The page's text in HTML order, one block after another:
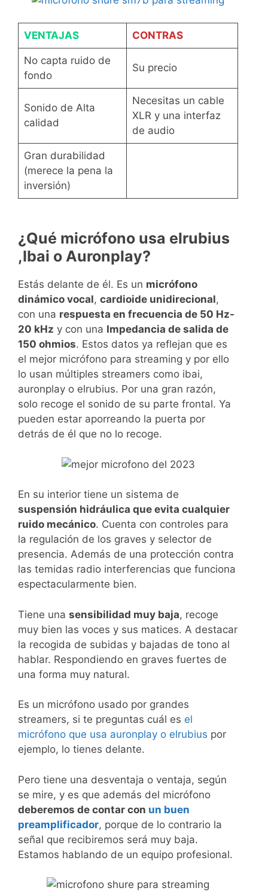
VENTAJAS CONTRAS
No capta ruido de
fondo
Su precio
Sonido de Alta
calidad
Necesitas un cable
XLR y una interfaz
de audio
Gran durabilidad
(merece la pena la
inversión)
¿Qué micrófono usa elrubius
,Ibai o Auronplay?
Estás delante de él. Es un micrófono
dinámico vocal, cardioide unidirecional,
con una respuesta en frecuencia de 50 Hz-
20 kHz y con una Impedancia de salida de
150 ohmios. Estos datos ya reflejan que es
el mejor micrófono para streaming y por ello
lo usan múltiples streamers como ibai,
auronplay o elrubius. Por una gran razón,
solo recoge el sonido de su parte frontal. Ya
pueden estar aporreando la puerta por
detrás de él que no lo recoge.
En su interior tiene un sistema de
suspensión hidráulica que evita cualquier
ruido mecánico. Cuenta con controles para
la regulación de los graves y selector de
presencia. Además de una protección contra
las temidas radio interferencias que funciona
espectacularmente bien.
Tiene una sensibilidad muy baja, recoge
muy bien las voces y sus matices. A destacar
la recogida de subidas y bajadas de tono al
hablar. Respondiendo en graves fuertes de
una forma muy natural.
Es un micrófono usado por grandes
streamers, si te preguntas cuál es el
micrófono que usa auronplay o elrubius por
ejemplo, lo tienes delante.
Pero tiene una desventaja o ventaja, según
se mire, y es que además del micrófono
deberemos de contar con un buen
preamplificador, porque de lo contrario la
señal que recibiremos será muy baja.
Estamos hablando de un equipo profesional.